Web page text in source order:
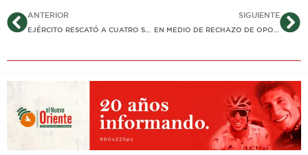
AntANTERIOR
EJÉRCITO RESCATÓ A CUATRO SECUESTRADOS POR GRUPOS ILEGALES EN ARAUCA
SIGUIENTE
EN MEDIO DE RECHAZO DE OPOSICIÓN, CNE DECLARÓ GANADOR A MADURO EN VENEZUELA